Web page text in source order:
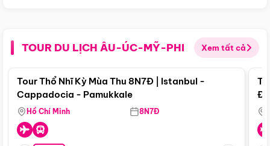
TOUR DU LỊCH ÂU-ÚC-MỸ-PHI Xem tất cả
Điểm nổi bật
Tour Thổ Nhĩ Kỳ Mùa Thu 8N7Đ | Istanbul -
Cappadocia - Pamukkale
Hồ Chí Minh 8N7Đ